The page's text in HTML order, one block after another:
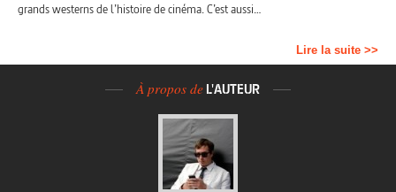
grands westerns de l’histoire de cinéma. C’est aussi…
Lire la suite >>
À propos de L'AUTEUR